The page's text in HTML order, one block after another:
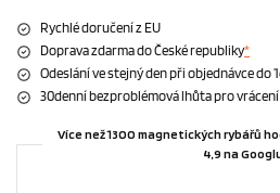
Rychlé doručení z EU
Doprava zdarma do České republiky*
Odeslání ve stejný den při objednávce do
30denní bezproblémová lhůta pro vrácení
Více než 1300 magnetických rybářů
4,9 na